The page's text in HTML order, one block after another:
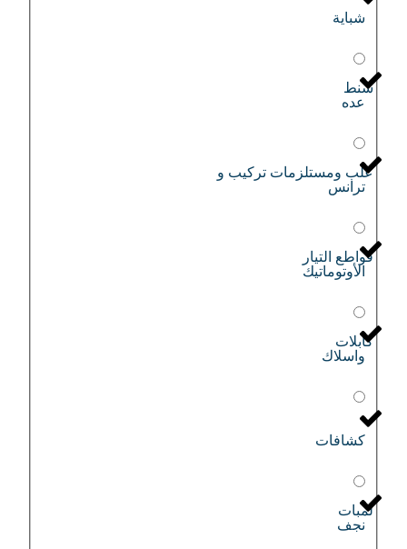
شباية
شنط
عده
علب ومستلزمات تركيب و
ترانس
قواطع التيار
الأوتوماتيك
كابلات
واسلاك
كشافات
لمبات
نجف